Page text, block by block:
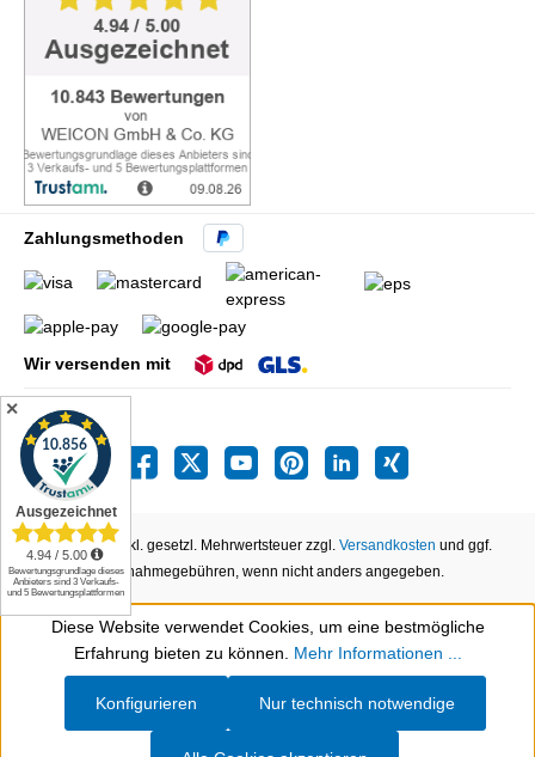
Zahlungsmethoden
Wir versenden mit
Alle Preise inkl. gesetzl. Mehrwertsteuer zzgl. Versandkosten und ggf.
Nachnahmegebühren, wenn nicht anders angegeben.
Werkzeugleiste anzeigen
Diese Website verwendet Cookies, um eine bestmögliche
Erfahrung bieten zu können. Mehr Informationen ...
Nur technisch notwendige
Konfigurieren
✕